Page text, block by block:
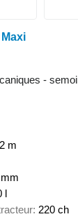
-
m
l
220 ch